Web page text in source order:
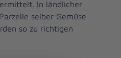
In ländlicher
selber Gemüse
so zu richtigen